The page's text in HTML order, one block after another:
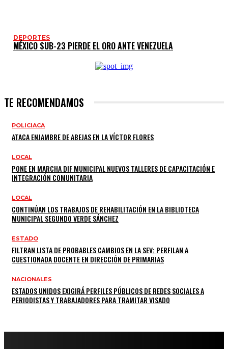
DEPORTES
MÉXICO SUB-23 PIERDE EL ORO ANTE VENEZUELA
TE RECOMENDAMOS
POLICIACA
ATACA ENJAMBRE DE ABEJAS EN LA VÍCTOR FLORES
LOCAL
PONE EN MARCHA DIF MUNICIPAL NUEVOS TALLERES DE CAPACITACIÓN E
INTEGRACIÓN COMUNITARIA
LOCAL
CONTINÚAN LOS TRABAJOS DE REHABILITACIÓN EN LA BIBLIOTECA
MUNICIPAL SEGUNDO VERDE SÁNCHEZ
ESTADO
FILTRAN LISTA DE PROBABLES CAMBIOS EN LA SEV; PERFILAN A
CUESTIONADA DOCENTE EN DIRECCIÓN DE PRIMARIAS
NACIONALES
ESTADOS UNIDOS EXIGIRÁ PERFILES PÚBLICOS DE REDES SOCIALES A
PERIODISTAS Y TRABAJADORES PARA TRAMITAR VISADO